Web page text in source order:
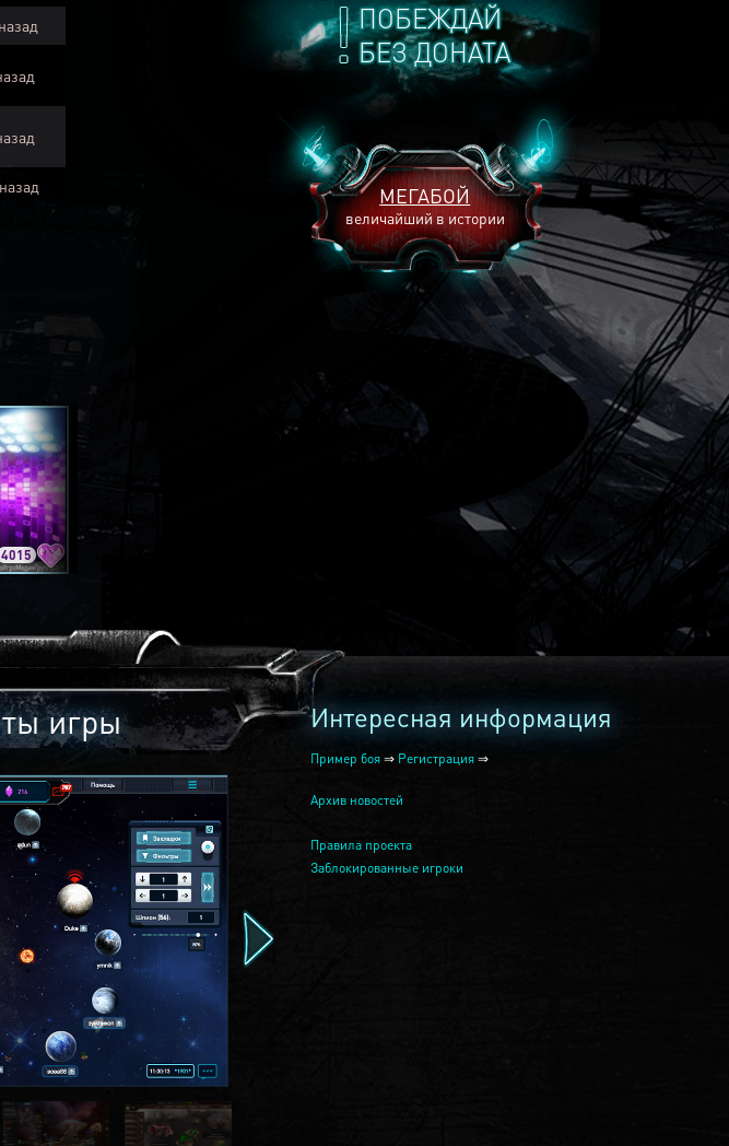
ПОБЕЖДАЙ
БЕЗ ДОНАТА
МЕГАБОЙ
величайший в истории
4015 2240
игры Интересная информация
Пример боя ⇒ Регистрация ⇒
Архив новостей
Правила проекта
Заблокированные игроки